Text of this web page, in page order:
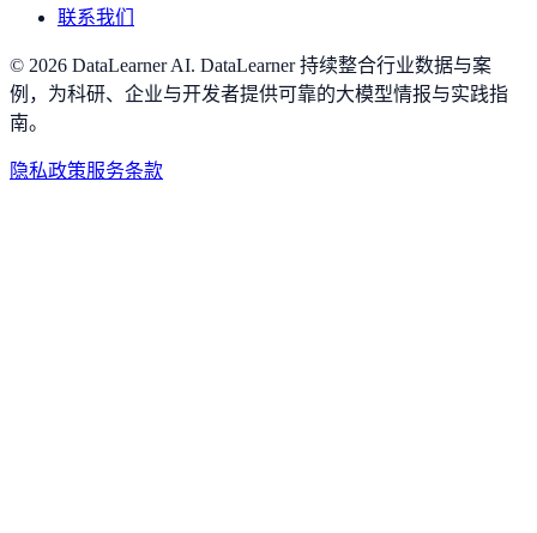
联系我们
© 2026 DataLearner AI. DataLearner 持续整合行业数据与案
例，为科研、企业与开发者提供可靠的大模型情报与实践指
南。
隐私政策服务条款